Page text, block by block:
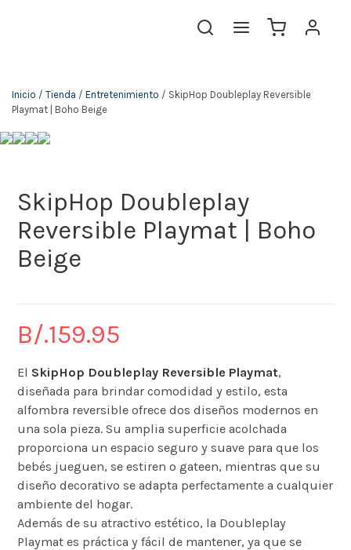
Inicio / Tienda / Entretenimiento / SkipHop Doubleplay Reversible
Playmat | Boho Beige
SkipHop Doubleplay
Reversible Playmat | Boho
Beige
B/.159.95
El SkipHop Doubleplay Reversible Playmat,
diseñada para brindar comodidad y estilo, esta
alfombra reversible ofrece dos diseños modernos en
una sola pieza. Su amplia superficie acolchada
proporciona un espacio seguro y suave para que los
bebés jueguen, se estiren o gateen, mientras que su
diseño decorativo se adapta perfectamente a cualquier
ambiente del hogar.
Además de su atractivo estético, la Doubleplay
Playmat es práctica y fácil de mantener, ya que se